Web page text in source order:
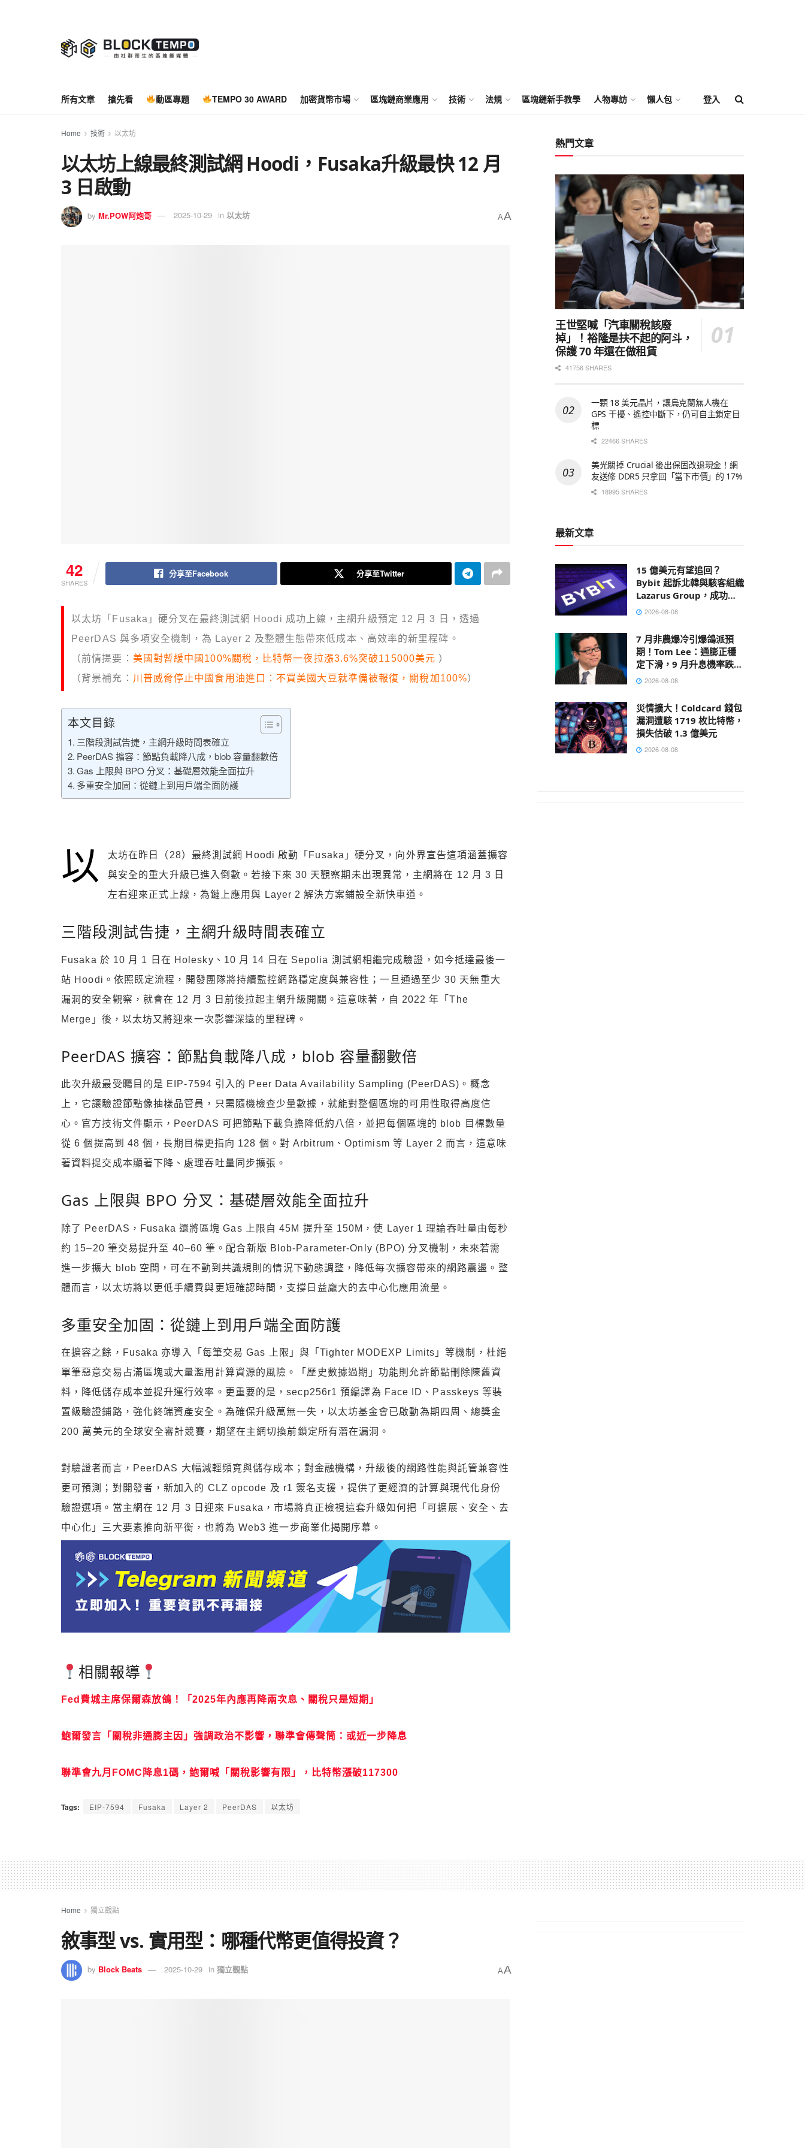
所有文章 搶先看 動區專題 TEMPO 30 AWARD 加密貨幣市場 區塊鏈商業應用 技術 法規 區塊鏈新手教學 人物專訪 懶人包 登入
Home 技術 以太坊
以太坊上線最終測試網 Hoodi，Fusaka升級最快 12 月
3 日啟動
by Mr.POW阿炮哥 2025-10-29 in 以太坊 AA
42
SHARES
分享至Facebook 分享至Twitter
以太坊「Fusaka」硬分叉在最終測試網 Hoodi 成功上線，主網升級預定 12 月 3 日，透過
PeerDAS 與多項安全機制，為 Layer 2 及整體生態帶來低成本、高效率的新里程碑。
（前情提要： 美國對暫緩中國100%關稅，比特幣一夜拉漲3.6%突破115000美元 ）
（背景補充： 川普威脅停止中國食用油進口：不買美國大豆就準備被報復，關稅加100%）
本文目錄
三階段測試告捷，主網升級時間表確立
PeerDAS 擴容：節點負載降八成，blob 容量翻數倍
Gas 上限與 BPO 分叉：基礎層效能全面拉升
多重安全加固：從鏈上到用戶端全面防護
以
太坊在昨日（28）最終測試網 Hoodi 啟動「Fusaka」硬分叉，向外界宣告這項涵蓋擴容
與安全的重大升級已進入倒數。若接下來 30 天觀察期未出現異常，主網將在 12 月 3 日
左右迎來正式上線，為鏈上應用與 Layer 2 解決方案鋪設全新快車道。
三階段測試告捷，主網升級時間表確立
Fusaka 於 10 月 1 日在 Holesky、10 月 14 日在 Sepolia 測試網相繼完成驗證，如今抵達最後一
站 Hoodi。依照既定流程，開發團隊將持續監控網路穩定度與兼容性；一旦通過至少 30 天無重大
漏洞的安全觀察，就會在 12 月 3 日前後拉起主網升級開關。這意味著，自 2022 年「The
Merge」後，以太坊又將迎來一次影響深遠的里程碑。
PeerDAS 擴容：節點負載降八成，blob 容量翻數倍
此次升級最受矚目的是 EIP-7594 引入的 Peer Data Availability Sampling (PeerDAS)。概念
上，它讓驗證節點像抽樣品管員，只需隨機檢查少量數據，就能對整個區塊的可用性取得高度信
心。官方技術文件顯示，PeerDAS 可把節點下載負擔降低約八倍，並把每個區塊的 blob 目標數量
從 6 個提高到 48 個，長期目標更指向 128 個。對 Arbitrum、Optimism 等 Layer 2 而言，這意味
著資料提交成本顯著下降、處理吞吐量同步擴張。
Gas 上限與 BPO 分叉：基礎層效能全面拉升
除了 PeerDAS，Fusaka 還將區塊 Gas 上限自 45M 提升至 150M，使 Layer 1 理論吞吐量由每秒
約 15–20 筆交易提升至 40–60 筆。配合新版 Blob-Parameter-Only (BPO) 分叉機制，未來若需
進一步擴大 blob 空間，可在不動到共識規則的情況下動態調整，降低每次擴容帶來的網路震盪。整
體而言，以太坊將以更低手續費與更短確認時間，支撐日益龐大的去中心化應用流量。
多重安全加固：從鏈上到用戶端全面防護
在擴容之餘，Fusaka 亦導入「每筆交易 Gas 上限」與「Tighter MODEXP Limits」等機制，杜絕
單筆惡意交易占滿區塊或大量濫用計算資源的風險。「歷史數據過期」功能則允許節點刪除陳舊資
料，降低儲存成本並提升運行效率。更重要的是，secp256r1 預編譯為 Face ID、Passkeys 等裝
置級驗證鋪路，強化終端資產安全。為確保升級萬無一失，以太坊基金會已啟動為期四周、總獎金
200 萬美元的全球安全審計競賽，期望在主網切換前鎖定所有潛在漏洞。
對驗證者而言，PeerDAS 大幅減輕頻寬與儲存成本；對金融機構，升級後的網路性能與託管兼容性
更可預測；對開發者，新加入的 CLZ opcode 及 r1 簽名支援，提供了更經濟的計算與現代化身份
驗證選項。當主網在 12 月 3 日迎來 Fusaka，市場將真正檢視這套升級如何把「可擴展、安全、去
中心化」三大要素推向新平衡，也將為 Web3 進一步商業化揭開序幕。
相關報導
Fed費城主席保爾森放鴿！「2025年內應再降兩次息、關稅只是短期」
鮑爾發言「關稅非通膨主因」強調政治不影響，聯準會傳聲筒：或近一步降息
聯準會九月FOMC降息1碼，鮑爾喊「關稅影響有限」，比特幣漲破117300
Tags: EIP-7594 Fusaka Layer 2 PeerDAS 以太坊
熱門文章
王世堅喊「汽車關稅該廢
掉」！裕隆是扶不起的阿斗，
保護 70 年還在做租賃
41756 SHARES
一顆 18 美元晶片，讓烏克蘭無人機在
GPS 干擾、遙控中斷下，仍可自主鎖定目
標
22466 SHARES
美光關掉 Crucial 後出保固改退現金！網
友送修 DDR5 只拿回「當下市價」的 17%
18995 SHARES
最新文章
15 億美元有望追回？
Bybit 起訴北韓與駭客組織
Lazarus Group，成功凍
結部分贓款
2026-08-08
7 月非農爆冷引爆鴿派預
期！Tom Lee：通膨正穩
定下滑，9 月升息機率跌破
40%2026-08-08
災情擴大！Coldcard 錢包
漏洞遭駭 1719 枚比特幣，
損失估破 1.3 億美元
2026-08-08
Home 獨立觀點
敘事型 vs. 實用型：哪種代幣更值得投資？
by Block Beats 2025-10-29 in 獨立觀點 AA